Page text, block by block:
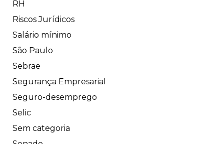
RH
Riscos Jurídicos
Salário mínimo
São Paulo
Sebrae
Segurança Empresarial
Seguro-desemprego
Selic
Sem categoria